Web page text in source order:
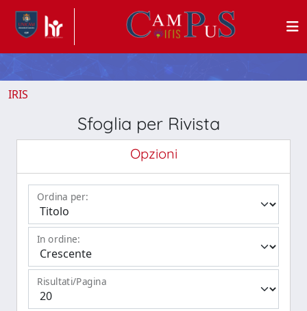
IRIS
Sfoglia per Rivista
Opzioni
Ordina per:
In ordine:
Risultati/Pagina